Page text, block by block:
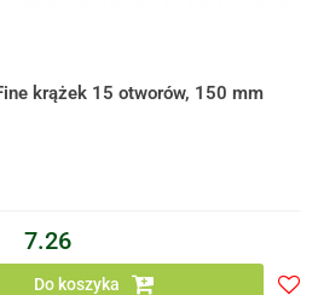
krążek 15 otworów, 150 mm
7.26
Do koszyka